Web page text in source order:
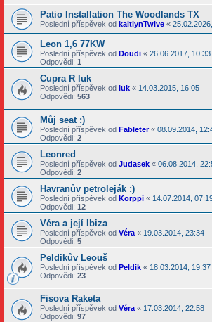
Patio Installation The Woodlands TX
Poslední příspěvek od kaitlynTwive «
Leon 1,6 77KW
Poslední příspěvek od Doudi « 26.06.2017, 10:33
Odpovědi: 1
Cupra R luk
Poslední příspěvek od luk « 14.03.2015, 16:05
Odpovědi: 563
Můj seat :)
Poslední příspěvek od Fableter« 08.09.2014,
Odpovědi: 2
Leonred
Poslední příspěvek od Judasek « 06.08.2014,
Odpovědi: 2
Havranův petroleják :)
Poslední příspěvek od Korppi « 14.07.2014,
Odpovědi: 12
Véra a její Ibiza
Poslední příspěvek od Véra « 19.03.2014, 23:34
Odpovědi: 5
Peldikův Leouš
Poslední příspěvek od Peldik « 18.03.2014, 19:37
Odpovědi: 23
Fisova Raketa
Poslední příspěvek od Véra « 17.03.2014, 22:58
Odpovědi: 97